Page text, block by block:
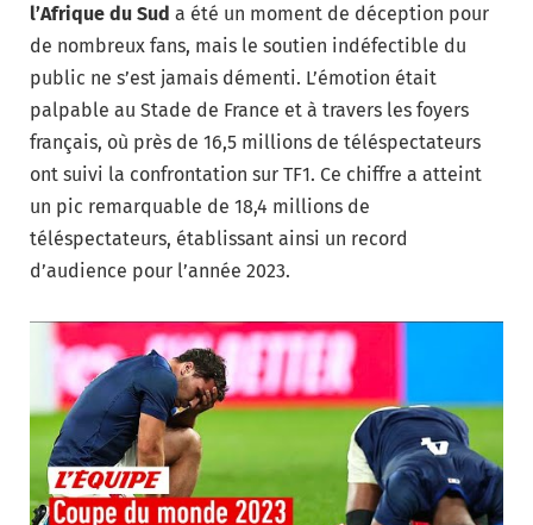
l’Afrique du Sud a été un moment de déception pour
de nombreux fans, mais le soutien indéfectible du
public ne s’est jamais démenti. L’émotion était
palpable au Stade de France et à travers les foyers
français, où près de 16,5 millions de téléspectateurs
ont suivi la confrontation sur TF1. Ce chiffre a atteint
un pic remarquable de 18,4 millions de
téléspectateurs, établissant ainsi un record
d’audience pour l’année 2023.